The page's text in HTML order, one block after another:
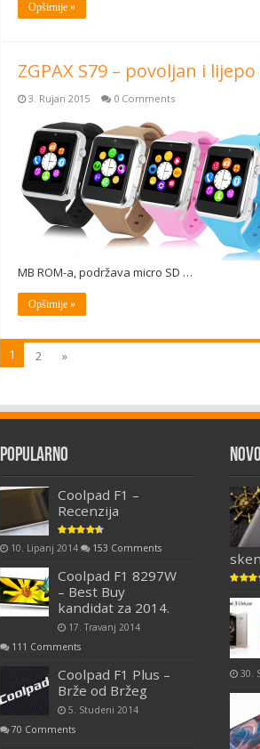
Opširnije »
ZGPAX S79 – povoljan i
3. Rujan 2015 0 Comments
MB ROM-a, podržava micro SD …
Opširnije »
1 2 »
Popularno
Coolpad F1 –
Recenzija
10. Lipanj 2014 153 Comments
Coolpad F1 8297W
– Best Buy
kandidat za 2014.
17. Travanj 2014
111 Comments
Coolpad F1 Plus –
Brže od Bržeg
5. Studeni 2014
70 Comments
30.